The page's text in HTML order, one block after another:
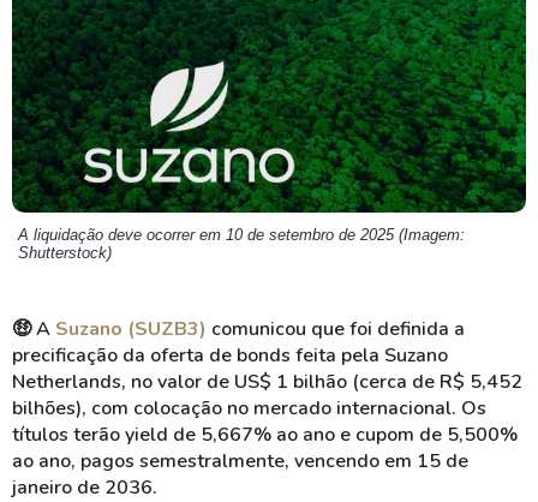
A liquidação deve ocorrer em 10 de setembro de 2025 (Imagem:
Shutterstock)
🤑 A Suzano (SUZB3) comunicou que foi definida a
precificação da oferta de bonds feita pela Suzano
Netherlands, no valor de US$ 1 bilhão (cerca de R$ 5,452
bilhões), com colocação no mercado internacional. Os
títulos terão yield de 5,667% ao ano e cupom de 5,500%
ao ano, pagos semestralmente, vencendo em 15 de
janeiro de 2036.